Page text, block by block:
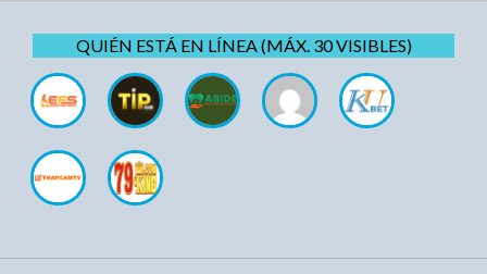
QUIÉN ESTÁ EN LÍNEA (MÁX. 30 VISIBLES)